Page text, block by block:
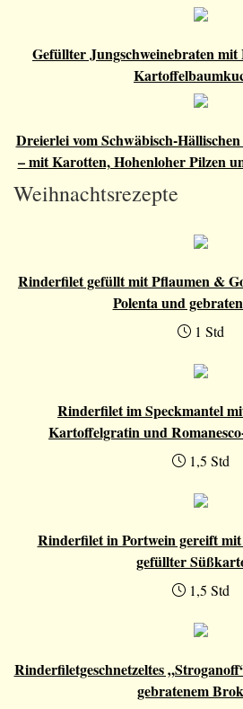
Gefüllter Jungschweinebraten
Dreierlei vom Schwäbisch-
– mit Karotten, Hohenloher Pilzen
Weihnachtsrezepte
Rinderfilet gefüllt mit Pflaumen &
Polenta und
1 Std
Rinderfilet im Speckmantel
Kartoffelgratin und
1,5 Std
Rinderfilet in Portwein gereift
gefüllter
1,5 Std
Rinderfiletgeschnetzeltes
gebratenem